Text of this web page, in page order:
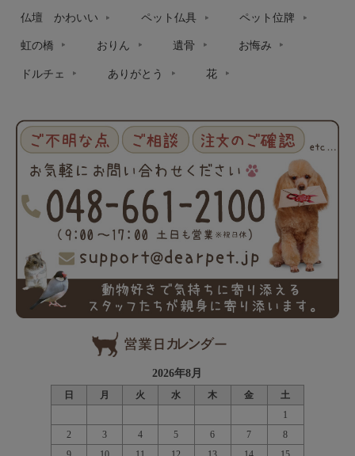
仏壇 かわいい ペット仏具 ペット位牌
虹の橋 おりん 遺骨 お悔み
ドルチェ ありがとう 花